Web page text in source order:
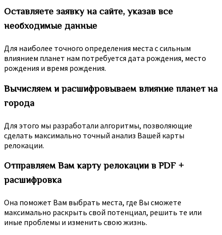
Оставляете заявку на сайте, указав все
необходимые данные
Для наиболее точного определения места с сильным
влиянием планет нам потребуется дата рождения, место
рождения и время рождения.
Вычисляем и расшифровываем влияние планет на
города
Для этого мы разработали алгоритмы, позволяющие
сделать максимально точный анализ Вашей карты
релокации.
Отправляем Вам карту релокации в PDF +
расшифровка
Она поможет Вам выбрать места, где Вы сможете
максимально раскрыть свой потенциал, решить те или
иные проблемы и изменить свою жизнь.